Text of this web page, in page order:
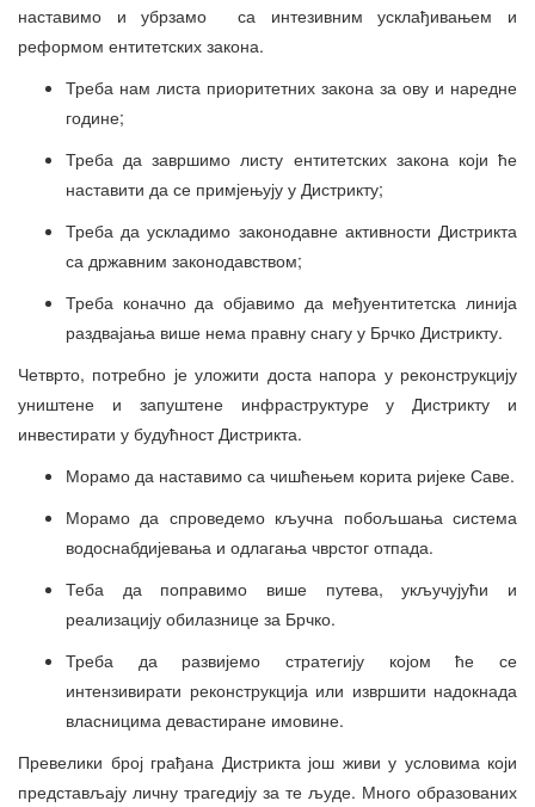
наставимо и убрзамо са интезивним усклађивањем и
реформом ентитетских закона.
Треба нам листа приоритетних закона за ову и наредне
године;
Треба да завршимо листу ентитетских закона који ће
наставити да се примјењују у Дистрикту;
Треба да ускладимо законодавне активности Дистрикта
са државним законодавством;
Треба коначно да објавимо да међуентитетска линија
раздвајања више нема правну снагу у Брчко Дистрикту.
Четврто, потребно је уложити доста напора у реконструкцију
уништене и запуштене инфраструктуре у Дистрикту и
инвестирати у будућност Дистрикта.
Морамо да наставимо са чишћењем корита ријеке Саве.
Морамо да спроведемо кључна побољшања система
водоснабдијевања и одлагања чврстог отпада.
Теба да поправимо више путева, укључујући и
реализацију обилазнице за Брчко.
Треба да развијемо стратегију којом ће се
интензивирати реконструкција или извршити надокнада
власницима девастиране имовине.
Превелики број грађана Дистрикта још живи у условима који
представљају личну трагедију за те људе. Много образованих